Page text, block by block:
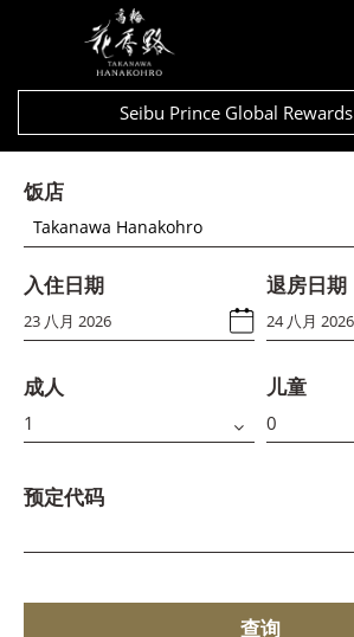
Seibu Prince Global Rewards
饭店
Takanawa Hanakohro
入住日期 退房日期
成人 儿童
预定代码
查询